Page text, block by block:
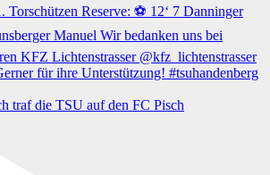
traf die TSU auf den FC Pisch